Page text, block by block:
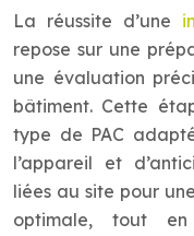
La réussite d’une
repose sur une
une évaluation
bâtiment. Cette
type de PAC
l’appareil et
liées au site pour
optimale, tout